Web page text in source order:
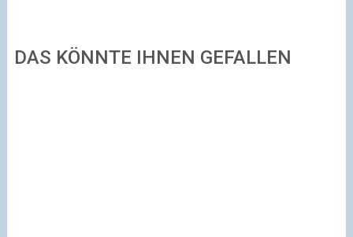
DAS KÖNNTE IHNEN GEFALLEN